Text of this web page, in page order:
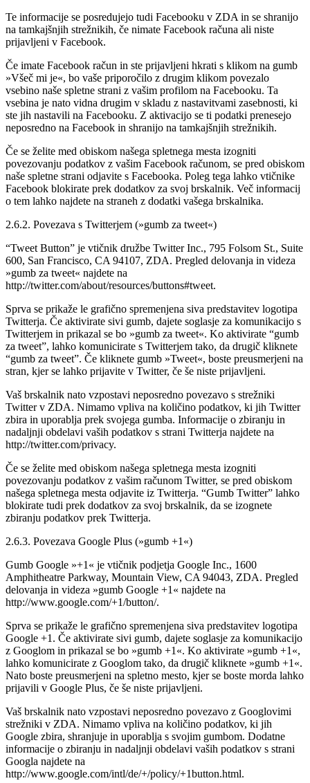
Te informacije se posredujejo tudi Facebooku v ZDA in se shranijo
na tamkajšnjih strežnikih, če nimate Facebook računa ali niste
prijavljeni v Facebook.
Če imate Facebook račun in ste prijavljeni hkrati s klikom na gumb
»Všeč mi je«, bo vaše priporočilo z drugim klikom povezalo
vsebino naše spletne strani z vašim profilom na Facebooku. Ta
vsebina je nato vidna drugim v skladu z nastavitvami zasebnosti, ki
ste jih nastavili na Facebooku. Z aktivacijo se ti podatki prenesejo
neposredno na Facebook in shranijo na tamkajšnjih strežnikih.
Če se želite med obiskom našega spletnega mesta izogniti
povezovanju podatkov z vašim Facebook računom, se pred obiskom
naše spletne strani odjavite s Facebooka. Poleg tega lahko vtičnike
Facebook blokirate prek dodatkov za svoj brskalnik. Več informacij
o tem lahko najdete na straneh z dodatki vašega brskalnika.
2.6.2. Povezava s Twitterjem (»gumb za tweet«)
“Tweet Button” je vtičnik družbe Twitter Inc., 795 Folsom St., Suite
600, San Francisco, CA 94107, ZDA. Pregled delovanja in videza
»gumb za tweet« najdete na
http://twitter.com/about/resources/buttons#tweet.
Sprva se prikaže le grafično spremenjena siva predstavitev logotipa
Twitterja. Če aktivirate sivi gumb, dajete soglasje za komunikacijo s
Twitterjem in prikazal se bo »gumb za tweet«. Ko aktivirate “gumb
za tweet”, lahko komunicirate s Twitterjem tako, da drugič kliknete
“gumb za tweet”. Če kliknete gumb »Tweet«, boste preusmerjeni na
stran, kjer se lahko prijavite v Twitter, če še niste prijavljeni.
Vaš brskalnik nato vzpostavi neposredno povezavo s strežniki
Twitter v ZDA. Nimamo vpliva na količino podatkov, ki jih Twitter
zbira in uporablja prek svojega gumba. Informacije o zbiranju in
nadaljnji obdelavi vaših podatkov s strani Twitterja najdete na
http://twitter.com/privacy.
Če se želite med obiskom našega spletnega mesta izogniti
povezovanju podatkov z vašim računom Twitter, se pred obiskom
našega spletnega mesta odjavite iz Twitterja. “Gumb Twitter” lahko
blokirate tudi prek dodatkov za svoj brskalnik, da se izognete
zbiranju podatkov prek Twitterja.
2.6.3. Povezava Google Plus (»gumb +1«)
Gumb Google »+1« je vtičnik podjetja Google Inc., 1600
Amphitheatre Parkway, Mountain View, CA 94043, ZDA. Pregled
delovanja in videza »gumb Google +1« najdete na
http://www.google.com/+1/button/.
Sprva se prikaže le grafično spremenjena siva predstavitev logotipa
Google +1. Če aktivirate sivi gumb, dajete soglasje za komunikacijo
z Googlom in prikazal se bo »gumb +1«. Ko aktivirate »gumb +1«,
lahko komunicirate z Googlom tako, da drugič kliknete »gumb +1«.
Nato boste preusmerjeni na spletno mesto, kjer se boste morda lahko
prijavili v Google Plus, če še niste prijavljeni.
Vaš brskalnik nato vzpostavi neposredno povezavo z Googlovimi
strežniki v ZDA. Nimamo vpliva na količino podatkov, ki jih
Google zbira, shranjuje in uporablja s svojim gumbom. Dodatne
informacije o zbiranju in nadaljnji obdelavi vaših podatkov s strani
Googla najdete na
http://www.google.com/intl/de/+/policy/+1button.html.